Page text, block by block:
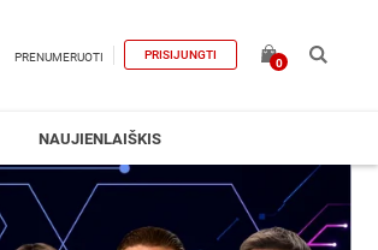
PRENUMERUOTI PRISIJUNGTI
0
NAUJIENLAIŠKIS